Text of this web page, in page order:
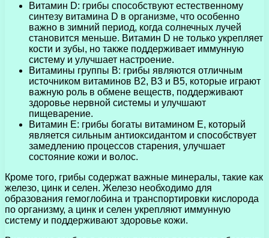
Витамин D: грибы способствуют естественному
синтезу витамина D в организме, что особенно
важно в зимний период, когда солнечных лучей
становится меньше. Витамин D не только укрепляет
кости и зубы, но также поддерживает иммунную
систему и улучшает настроение.
Витамины группы В: грибы являются отличным
источником витаминов B2, B3 и B5, которые играют
важную роль в обмене веществ, поддерживают
здоровье нервной системы и улучшают
пищеварение.
Витамин Е: грибы богаты витамином Е, который
является сильным антиоксидантом и способствует
замедлению процессов старения, улучшает
состояние кожи и волос.
Кроме того, грибы содержат важные минералы, такие как
железо, цинк и селен. Железо необходимо для
образования гемоглобина и транспортировки кислорода
по организму, а цинк и селен укрепляют иммунную
систему и поддерживают здоровье кожи.